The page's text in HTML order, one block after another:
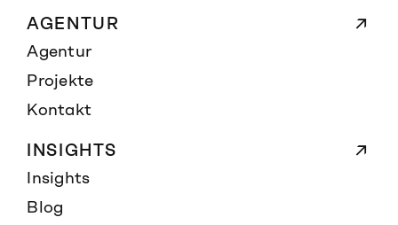
AGENTUR
Agentur
Projekte
Kontakt
INSIGHTS
Insights
Blog